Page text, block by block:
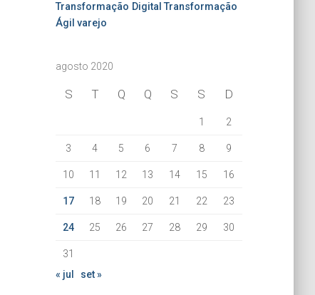
Transformação Digital Transformação
Ágil varejo
agosto 2020
S T Q Q S S D
1 2
3 4 5 6 7 8 9
10 11 12 13 14 15 16
17 18 19 20 21 22 23
24 25 26 27 28 29 30
31
« jul
set »